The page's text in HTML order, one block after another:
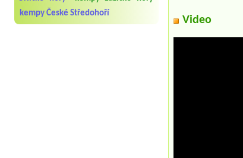
kempy České Středohoří
Video